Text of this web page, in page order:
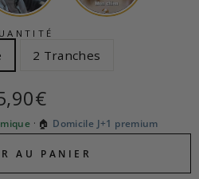
2 Tranches
régulier
· 🏠 Domicile J+1 premium
AU PANIER